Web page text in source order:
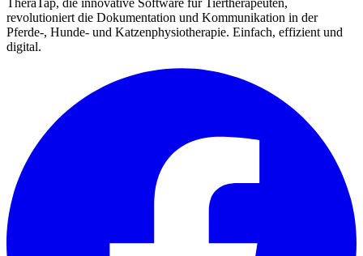
TheraTap, die innovative Software für Tiertherapeuten,
revolutioniert die Dokumentation und Kommunikation in der
Pferde-, Hunde- und Katzenphysiotherapie. Einfach, effizient und
digital.